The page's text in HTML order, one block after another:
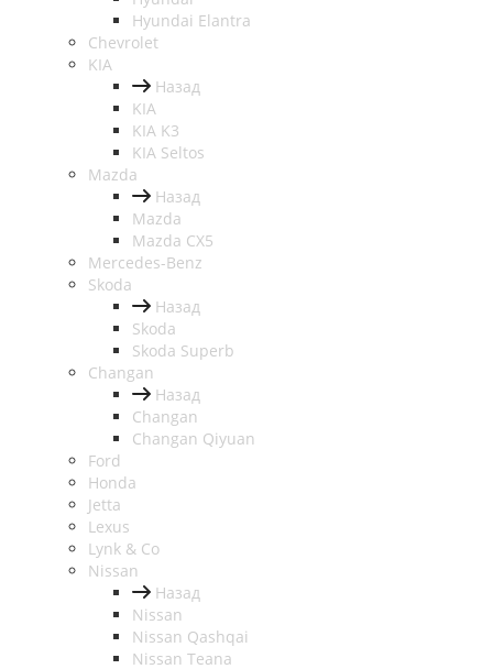
Hyundai Elantra
Chevrolet
KIA
Назад
KIA
KIA K3
KIA Seltos
Mazda
Назад
Mazda
Mazda CX5
Mercedes-Benz
Skoda
Назад
Skoda
Skoda Superb
Changan
Назад
Changan
Changan Qiyuan
Ford
Honda
Jetta
Lexus
Lynk & Co
Nissan
Назад
Nissan
Nissan Qashqai
Nissan Teana